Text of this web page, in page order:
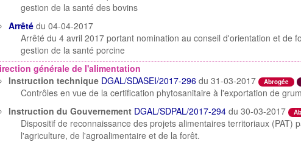
gestion de la santé des bovins
Arrêté du 04-04-2017
Arrêté du 4 avril 2017 portant nomination au conseil d'orientation et de
gestion de la santé porcine
générale de l'alimentation
Instruction technique DGAL/SDASEI/2017-296 du 31-03-2017 Abrogée
Contrôles en vue de la certification phytosanitaire à l'exportation de
Instruction du Gouvernement DGAL/SDPAL/2017-294 du 30-03-2017
Dispositif de reconnaissance des projets alimentaires territoriaux (PAT)
l'agriculture, de l'agroalimentaire et de la forêt.